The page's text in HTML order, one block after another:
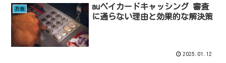
お金
auペイカードキャッシング 審査
に通らない理由と効果的な解決策
2025.01.12